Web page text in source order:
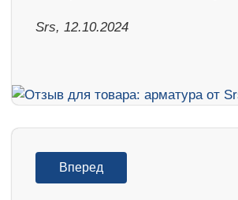
Srs, 12.10.2024
Вперед